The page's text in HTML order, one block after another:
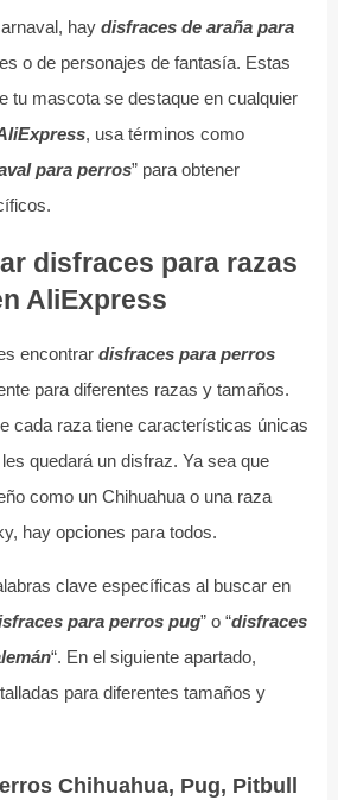
hay disfraces de araña para
o de personajes de fantasía. Estas
tu mascota se destaque en cualquier
, usa términos como
para perros” para obtener
disfraces para razas
AliExpress
encontrar disfraces para perros
para diferentes razas y tamaños.
cada raza tiene características únicas
quedará un disfraz. Ya sea que
como un Chihuahua o una raza
hay opciones para todos.
clave específicas al buscar en
para perros pug” o “disfraces
“. En el siguiente apartado,
para diferentes tamaños y
Chihuahua, Pug, Pitbull